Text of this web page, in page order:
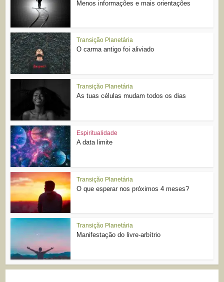
Menos informações e mais orientações
Transição Planetária
O carma antigo foi aliviado
Transição Planetária
As tuas células mudam todos os dias
Espiritualidade
A data limite
Transição Planetária
O que esperar nos próximos 4 meses?
Transição Planetária
Manifestação do livre-arbítrio